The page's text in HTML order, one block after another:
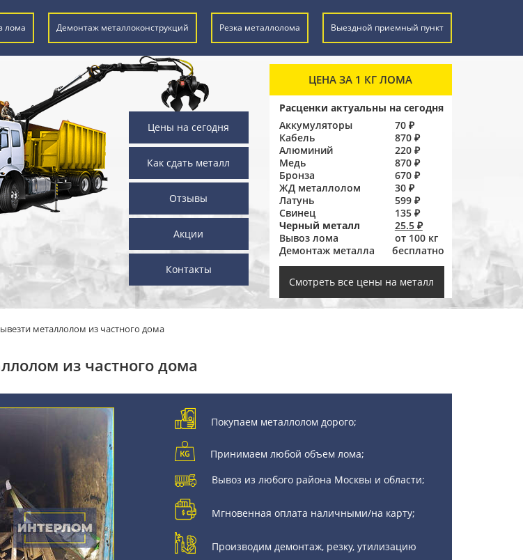
лома Демонтаж металлоконструкций Резка металлолома Выездной приемный пункт
ЦЕНА ЗА 1 КГ ЛОМА
Расценки актуальны на сегодня
Аккумуляторы
70 ₽
Кабель
870 ₽
Алюминий
220 ₽
Медь
870 ₽
Бронза
670 ₽
ЖД металлолом
30 ₽
Латунь
599 ₽
Свинец
135 ₽
Черный металл
25.5 ₽
Вывоз лома
от 100 кг
Демонтаж металла
бесплатно
Смотреть все цены на металл
Цены на сегодня
Как сдать металл
Отзывы
Акции
Контакты
металлолом из частного дома
из частного дома
Покупаем металлолом дорого;
Принимаем любой объем лома;
Вывоз из любого района Москвы и области;
Мгновенная оплата наличными/на карту;
Производим демонтаж, резку, утилизацию